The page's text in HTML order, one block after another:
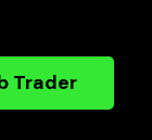
Trader